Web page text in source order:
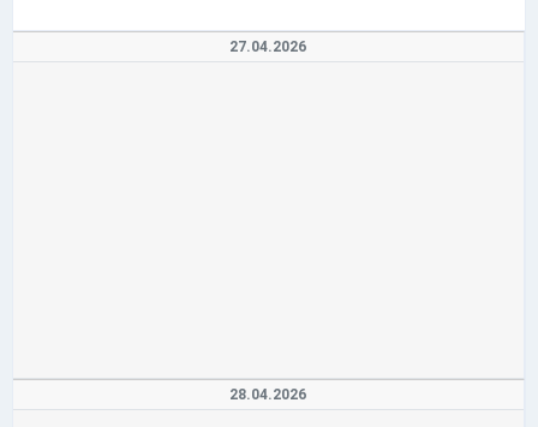
27.04.2026
28.04.2026